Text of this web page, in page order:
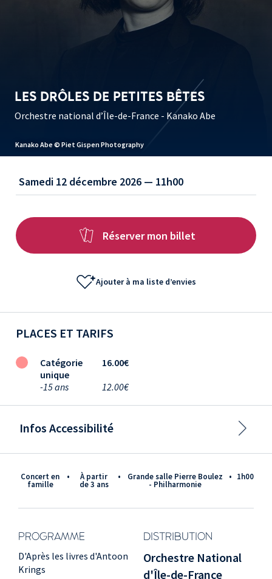
Kanako Abe © Piet Gispen Photography
LES DRÔLES DE PETITES BÊTES
Orchestre national d’Île-de-France - Kanako Abe
Concert en
famille
• à partir
de 3 ans
• Grande salle Pierre Boulez
- Philharmonie
• 1h00
PROGRAMME DISTRIBUTION
D'Après les livres d'Antoon
Krings
Orchestre National
d'Île-de-France
Samedi 12 décembre 2026 — 11h00
Réserver mon billet
Ajouter à ma liste d’envies
PLACES ET TARIFS
Catégorie
unique
-15 ans
16.00€
12.00€
Infos Accessibilité